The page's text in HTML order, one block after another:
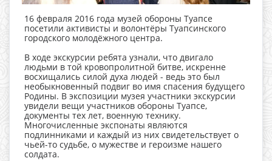
16 февраля 2016 года музей обороны Туапсе
посетили активисты и волонтёры Туапсинского
городского молодёжного центра.
В ходе экскурсии ребята узнали, что двигало
людьми в той кровопролитной битве, искренне
восхищались силой духа людей - ведь это был
необыкновенный подвиг во имя спасения будущего
Родины. В экспозиции музея участники экскурсии
увидели вещи участников обороны Туапсе,
документы тех лет, военную технику.
Многочисленные экспонаты являются
подлинниками и каждый из них свидетельствует о
чьей-то судьбе, о мужестве и героизме нашего
солдата.